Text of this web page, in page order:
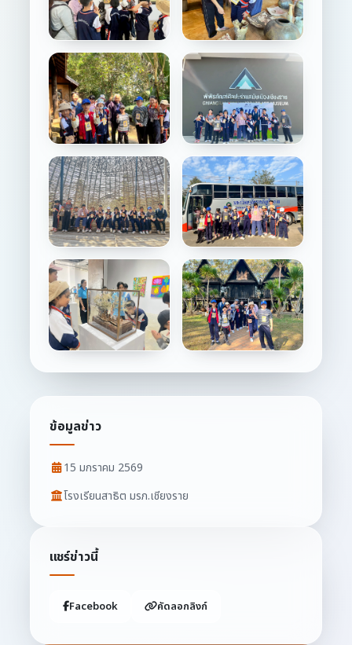
ข้อมูลข่าว
15 มกราคม 2569
โรงเรียนสาธิต มรภ.เชียงราย
แชร์ข่าวนี้
Facebook คัดลอกลิงก์